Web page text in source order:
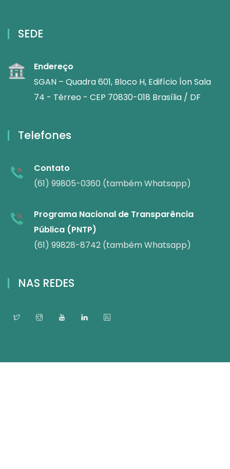
SEDE
Endereço
SGAN – Quadra 601, Bloco H, Edifício Íon Sala
74 - Térreo - CEP 70830-018 Brasília / DF
Telefones
Contato
(61) 99805-0360 (também Whatsapp)
Programa Nacional de Transparência
Pública (PNTP)
(61) 99828-8742 (também Whatsapp)
NAS REDES